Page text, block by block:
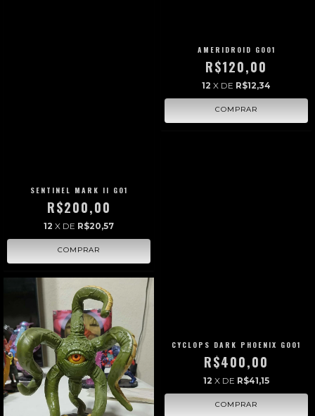
SENTINEL MARK II G01
R$200,00
12 X DE R$20,57
AMERIDROID G001
R$120,00
12 X DE R$12,34
CYCLOPS DARK PHOENIX G001
R$400,00
12 X DE R$41,15